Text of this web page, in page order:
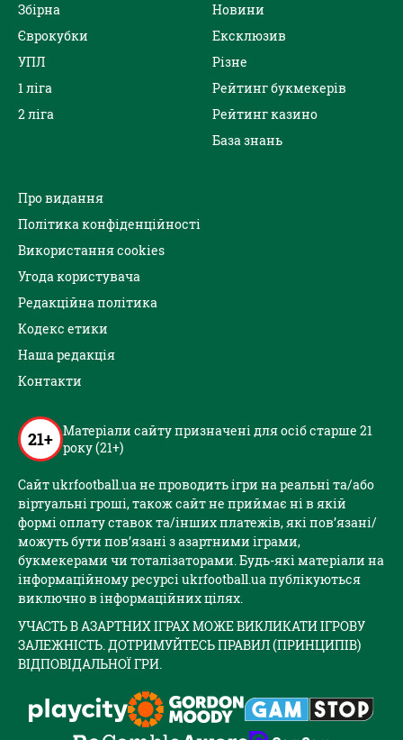
Збірна
Єврокубки
УПЛ
1 ліга
2 ліга
Новини
Ексклюзив
Різне
Рейтинг букмекерів
Рейтинг казино
База знань
Про видання
Політика конфіденційності
Використання cookies
Угода користувача
Редакційна політика
Кодекс етики
Наша редакція
Контакти
21+ Матеріали сайту призначені для осіб старше 21
року (21+)
Сайт ukrfootball.ua не проводить ігри на реальні та/або
віртуальні гроші, також сайт не приймає ні в якій
формі оплату ставок та/інших платежів, які пов’язані/
можуть бути пов’язані з азартними іграми,
букмекерами чи тоталізаторами. Будь-які матеріали на
інформаційному ресурсі ukrfootball.ua публікуються
виключно в інформаційних цілях.
УЧАСТЬ В АЗАРТНИХ ІГРАХ МОЖЕ ВИКЛИКАТИ ІГРОВУ
ЗАЛЕЖНІСТЬ. ДОТРИМУЙТЕСЬ ПРАВИЛ (ПРИНЦИПІВ)
ВІДПОВІДАЛЬНОЇ ГРИ.